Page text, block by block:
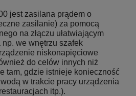
jest zasilana prądem o
zasilanie) za pomocą
na złączu ułatwiającym
we wnętrzu szafek
niskonapięciowe
do celów innych niż
tam, gdzie istnieje konieczność
w trakcie pracy urządzenia
itp.).